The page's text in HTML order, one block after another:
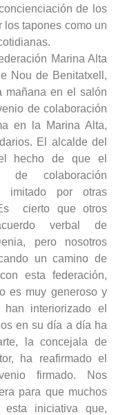
de los
los tapones como un
Marina Alta
Nou de Benitatxell,
mañana en el salón
de colaboración
en la Marina Alta,
El alcalde del
hecho de que el
colaboración
imitado por otras
cierto que otros
verbal de
pero nosotros
un camino de
esta federación,
es muy generoso y
interiorizado el
en su día a día ha
la concejala de
ha reafirmado el
firmado. Nos
para que muchos
iniciativa que,